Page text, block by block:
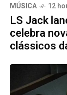
MÚSICA 12
LS Jack
celebra
clássicos